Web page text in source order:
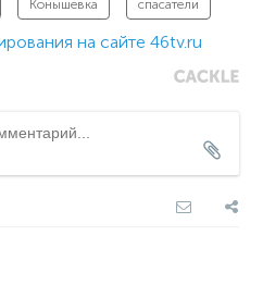
Конышевка спасатели
на сайте 46tv.ru